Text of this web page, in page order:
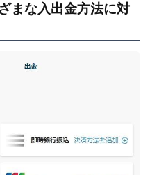
まな入出金方法に対